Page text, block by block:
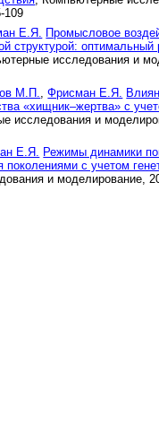
109
Е.Я.
Промысловое
структурой:
исследования и
М.П. ,Фрисман Е.Я.
«хищник–жертва» с
исследования и
Е.Я. Режимы динамики
с учетом
и моделирование,